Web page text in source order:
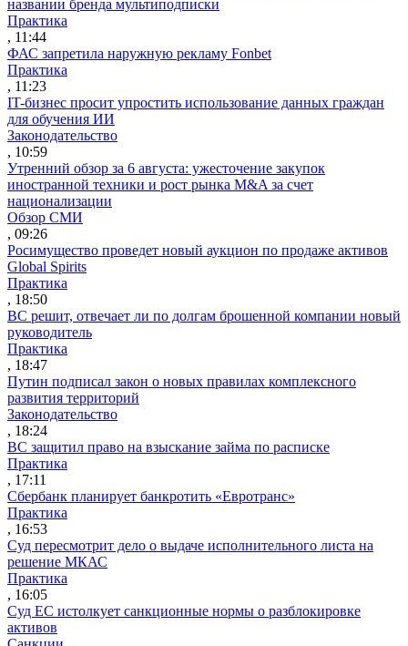
названии бренда мультиподписки
Практика
, 11:44
ФАС запретила наружную рекламу Fonbet
Практика
, 11:23
IT-бизнес просит упростить использование данных граждан
для обучения ИИ
Законодательство
, 10:59
Утренний обзор за 6 августа: ужесточение закупок
иностранной техники и рост рынка M&A за счет
национализации
Обзор СМИ
, 09:26
Росимущество проведет новый аукцион по продаже активов
Global Spirits
Практика
, 18:50
ВС решит, отвечает ли по долгам брошенной компании новый
руководитель
Практика
, 18:47
Путин подписал закон о новых правилах комплексного
развития территорий
Законодательство
, 18:24
ВС защитил право на взыскание займа по расписке
Практика
, 17:11
Сбербанк планирует банкротить «Евротранс»
Практика
, 16:53
Суд пересмотрит дело о выдаче исполнительного листа на
решение МКАС
Практика
, 16:05
Суд ЕС истолкует санкционные нормы о разблокировке
активов